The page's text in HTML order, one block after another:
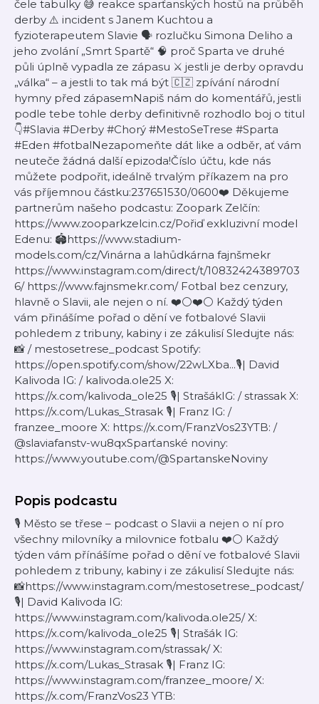
čele tabulky 😅 reakce sparťanských hostů na průběh
derby ⚠️ incident s Janem Kuchtou a
fyzioterapeutem Slavie 🗣️ rozlučku Simona Deliho a
jeho zvolání „Smrt Spartě“ 🧠 proč Sparta ve druhé
půli úplně vypadla ze zápasu ⚔️ jestli je derby opravdu
„válka“ – a jestli to tak má být 🇨🇿 zpívání národní
hymny před zápasemNapiš nám do komentářů, jestli
podle tebe tohle derby definitivně rozhodlo boj o titul
👇#Slavia #Derby #Chorý #MestoSeTrese #Sparta
#Eden #fotbalNezapomeňte dát like a odběr, ať vám
neuteče žádná další epizoda!Číslo účtu, kde nás
můžete podpořit, ideálně trvalým příkazem na pro
vás příjemnou částku:237651530/0600❤️ Děkujeme
partnerům našeho podcastu: Zoopark Zelčín:
https://www.zooparkzelcin.cz/Pořiď exkluzivní model
Edenu: 🏟️https://www.stadium-
models.com/cz/Vinárna a lahůdkárna fajnšmekr
https://www.instagram.com/direct/t/10832424389703
6/ https://www.fajnsmekr.com/ Fotbal bez cenzury,
hlavně o Slavii, ale nejen o ní. ❤️⚪❤️⚪ Každý týden
vám přinášíme pořad o dění ve fotbalové Slavii
pohledem z tribuny, kabiny i ze zákulisí Sledujte nás:
📸 / mestosetrese_podcast Spotify:
https://open.spotify.com/show/22wLXba...🎙️| David
Kalivoda IG: / kalivoda.ole25 X:
https://x.com/kalivoda_ole25 🎙️| StrašákIG: / strassak X:
https://x.com/Lukas_Strasak 🎙️| Franz IG: /
franzee_moore X: https://x.com/FranzVos23YTB: /
@slaviafanstv-wu8qxSparťanské noviny:
https://www.youtube.com/@SpartanskeNoviny
Popis podcastu
🎙️ Město se třese – podcast o Slavii a nejen o ní pro
všechny milovníky a milovnice fotbalu ❤️⚪ Každý
týden vám přínášíme pořad o dění ve fotbalové Slavii
pohledem z tribuny, kabiny i ze zákulisí Sledujte nás:
📸https://www.instagram.com/mestosetrese_podcast/
🎙️| David Kalivoda IG:
https://www.instagram.com/kalivoda.ole25/ X:
https://x.com/kalivoda_ole25 🎙️| Strašák IG:
https://www.instagram.com/strassak/ X:
https://x.com/Lukas_Strasak 🎙️| Franz IG:
https://www.instagram.com/franzee_moore/ X:
https://x.com/FranzVos23 YTB: